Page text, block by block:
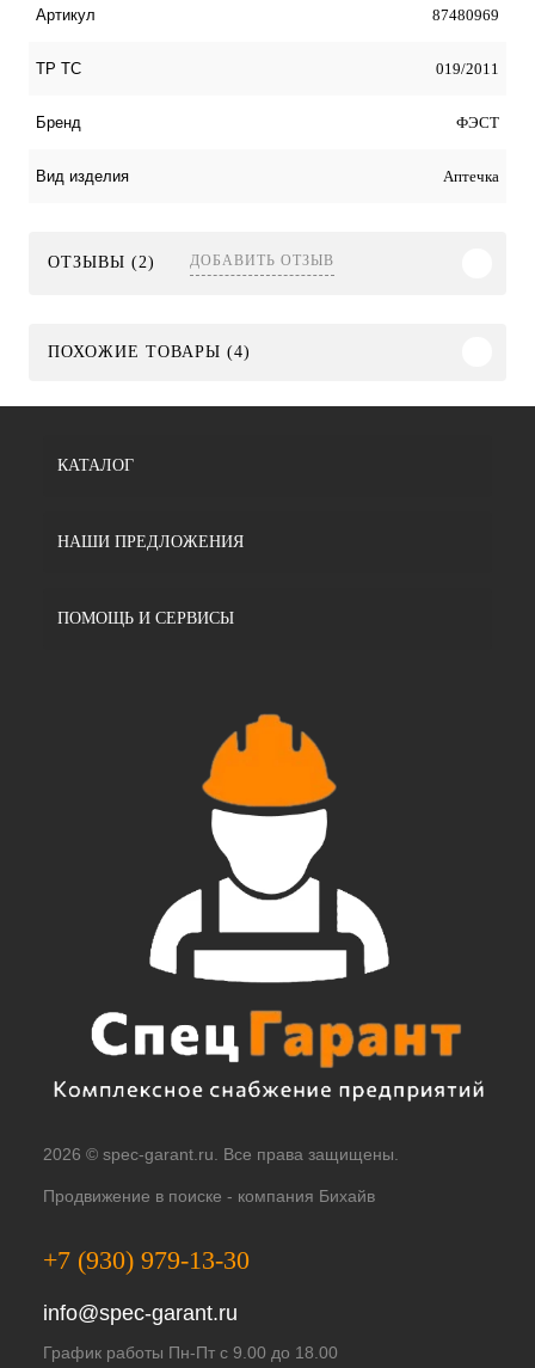
Артикул 87480969
ТР ТС 019/2011
Бренд ФЭСТ
Вид изделия Аптечка
ОТЗЫВЫ (2) ДОБАВИТЬ ОТЗЫВ
ПОХОЖИЕ ТОВАРЫ (4)
КАТАЛОГ
НАШИ ПРЕДЛОЖЕНИЯ
ПОМОЩЬ И СЕРВИСЫ
2026 © spec-garant.ru. Все права защищены.
Продвижение в поиске - компания Бихайв
+7 (930) 979-13-30
info@spec-garant.ru
График работы Пн-Пт с 9.00 до 18.00